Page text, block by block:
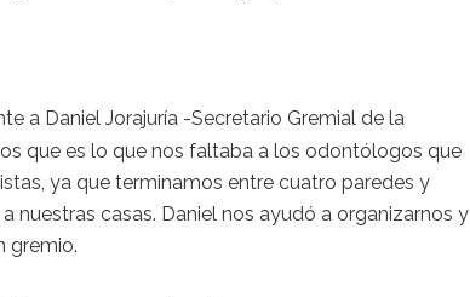
a Daniel Jorajuría -Secretario Gremial de la
que es lo que nos faltaba a los odontólogos que
ya que terminamos entre cuatro paredes y
nuestras casas. Daniel nos ayudó a organizarnos y
gremio.